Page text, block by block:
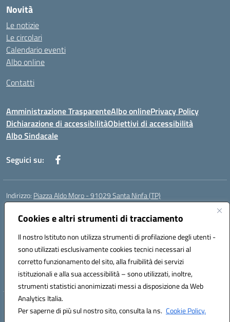
Cookies e altri strumenti di tracciamento
Il nostro Istituto non utilizza strumenti di profilazione degli utenti -
sono utilizzati esclusivamente cookies tecnici necessari al
corretto funzionamento del sito, alla fruibilità dei servizi
istituzionali e alla sua accessibilità – sono utilizzati, inoltre,
strumenti statistici anonimizzati messi a disposizione da Web
Analytics Italia.
Per saperne di più sul nostro sito, consulta la ns. Cookie Policy.
Novità
Le notizie
Le circolari
Calendario eventi
Albo online
Contatti
Amministrazione TrasparenteAlbo onlinePrivacy Policy
Dichiarazione di accessibilitàObiettivi di accessibilità
Albo Sindacale
Seguici su:
Indirizzo: Piazza Aldo Moro - 91029 Santa Ninfa (TP)
Centralino:
Posta elettronica certificata (PEC):tpic807004@pec.istruzione.it
Codice fiscale: 81002070811
Codice meccanografico:TPIC807004
Codice Indice delle Pubbliche Amministrazioni (IPA): istsc_tpic807004
Codice unico di fatturazione (CUF): UFLMAN
Hosting & Powered by 3D Solution S.r.l.
Concept & Design by Designers Italia